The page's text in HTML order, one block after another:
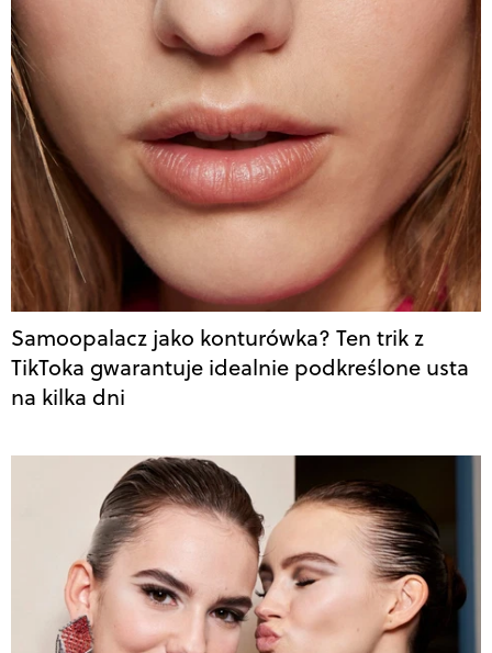
Samoopalacz jako konturówka? Ten trik z
TikToka gwarantuje idealnie podkreślone usta
na kilka dni